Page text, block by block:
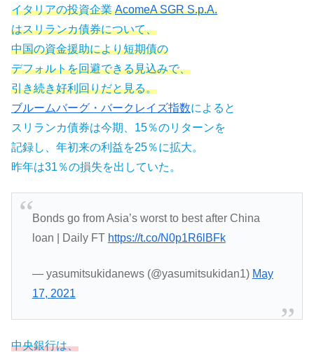
イタリアの投資企業AcomeA SGR S.p.A.
はスリランカ債券について、
中国の資金援助により短期債の
デフォルトを回避できる見込みで、
引き続き好利回りだと見る。
ブルームバーグ・バークレイズ指数によると
スリランカ債券は今期、15％のリターンを
記録し、年初来の利益を25％に拡大。
昨年は31％の損失を出していた。
Bonds go from Asia’s worst to best after China
loan | Daily FT https://t.co/N0p1R6lBFk
— yasumitsukidanews (@yasumitsukidan1) May
17, 2021
中央銀行は、